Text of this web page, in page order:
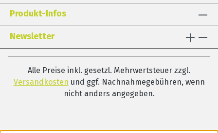
Produkt-Infos
Newsletter
Alle Preise inkl. gesetzl. Mehrwertsteuer zzgl.
Versandkosten und ggf. Nachnahmegebühren, wenn
nicht anders angegeben.